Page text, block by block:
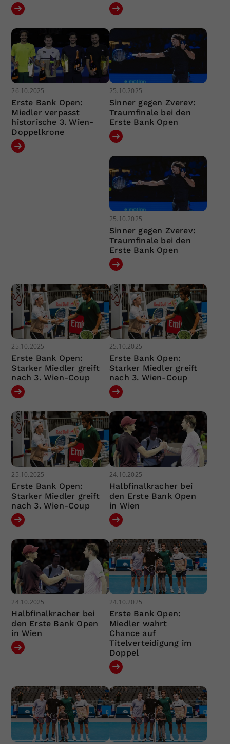
26.10.2025
Erste Bank Open:
Miedler verpasst
historische 3. Wien-
Doppelkrone
25.10.2025
Sinner gegen Zverev:
Traumfinale bei den
Erste Bank Open
25.10.2025
Sinner gegen Zverev:
Traumfinale bei den
Erste Bank Open
25.10.2025
Erste Bank Open:
Starker Miedler greift
nach 3. Wien-Coup
25.10.2025
Erste Bank Open:
Starker Miedler greift
nach 3. Wien-Coup
25.10.2025
Erste Bank Open:
Starker Miedler greift
nach 3. Wien-Coup
24.10.2025
Halbfinalkracher bei
den Erste Bank Open
in Wien
24.10.2025
Halbfinalkracher bei
den Erste Bank Open
in Wien
24.10.2025
Erste Bank Open:
Miedler wahrt
Chance auf
Titelverteidigung im
Doppel